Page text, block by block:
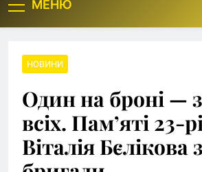
МЕНЮ
НОВИНИ
Один на броні —
всіх. Пам’яті 23-
Віталія Бєлікова